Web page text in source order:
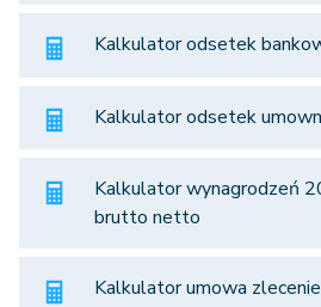
Kalkulator odsetek
Kalkulator odsetek
Kalkulator wynagrodzeń
brutto netto
Kalkulator umowa